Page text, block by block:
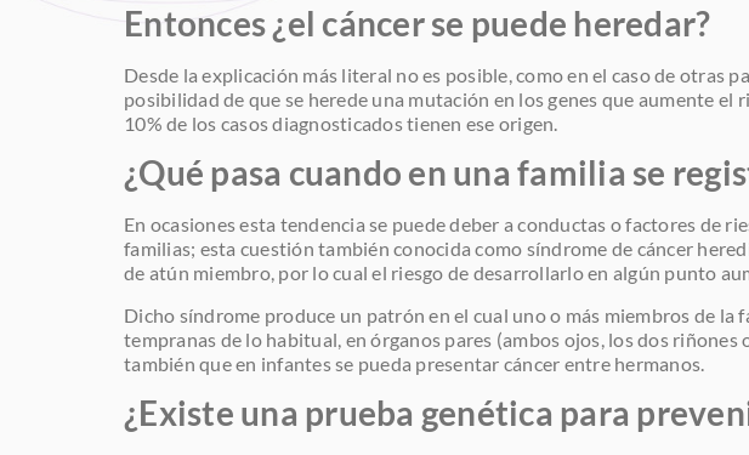
Entonces ¿el cáncer se puede heredar?
Desde la explicación más literal no es posible, como en el caso de otras
posibilidad de que se herede una mutación en los genes que aumente el
10% de los casos diagnosticados tienen ese origen.
¿Qué pasa cuando en una familia se
En ocasiones esta tendencia se puede deber a conductas o factores de
familias; esta cuestión también conocida como síndrome de cáncer
de atún miembro, por lo cual el riesgo de desarrollarlo en algún punto
Dicho síndrome produce un patrón en el cual uno o más miembros de
tempranas de lo habitual, en órganos pares (ambos ojos, los dos
también que en infantes se pueda presentar cáncer entre hermanos.
¿Existe una prueba genética para